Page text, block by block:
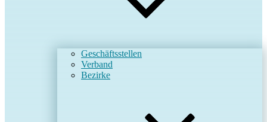
Geschäftsstellen
Verband
Bezirke